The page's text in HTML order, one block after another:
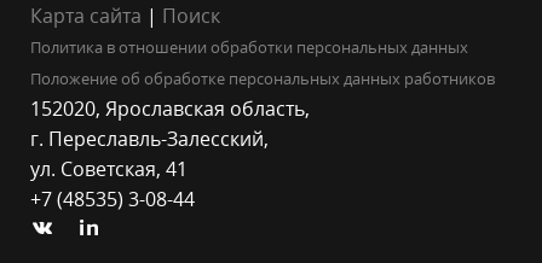
Карта сайта | Поиск
Политика в отношении обработки персональных данных
Положение об обработке персональных данных работников
152020, Ярославская область,
г. Переславль-Залесский,
ул. Советская, 41
+7 (48535) 3-08-44